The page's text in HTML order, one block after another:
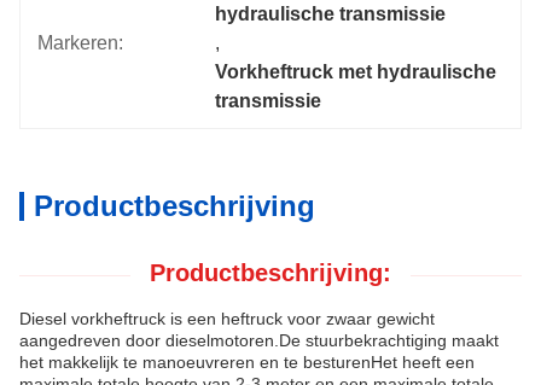
Markeren:
hydraulische transmissie
,
Vorkheftruck met hydraulische
transmissie
Productbeschrijving
Productbeschrijving:
Diesel vorkheftruck is een heftruck voor zwaar gewicht
aangedreven door dieselmotoren.De stuurbekrachtiging maakt
het makkelijk te manoeuvreren en te besturenHet heeft een